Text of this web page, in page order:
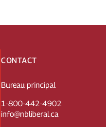
CONTACT
Bureau principal
1-800-442-4902
info@nbliberal.ca